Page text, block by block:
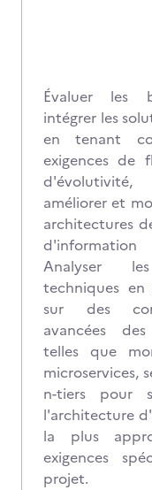
Évaluer les
intégrer les
en tenant
exigences de
améliorer et
architectures
d'information
Analyser
techniques en
sur des
avancées
telles que
microservices,
n-tiers pour
l'architecture
la plus
exigences
projet.